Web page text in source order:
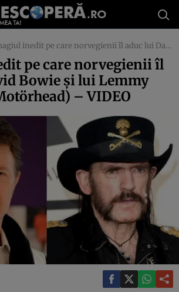
inedit pe care norvegienii îl aduc lui David Bowie şi lui Lemmy Kilmister (Motörhead) – VIDEO
pe care norvegienii îl
Bowie şi lui Lemmy
– VIDEO